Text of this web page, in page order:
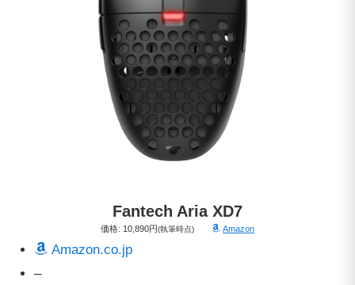
Fantech Aria XD7
価格: 10,890円(執筆時点) Amazon
Amazon.co.jp
–